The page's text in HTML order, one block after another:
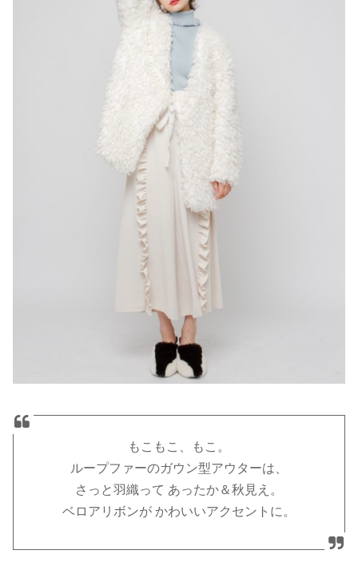
もこもこ、もこ。
ループファーのガウン型アウターは、
さっと羽織って あったか＆秋見え。
ベロアリボンが かわいいアクセントに。